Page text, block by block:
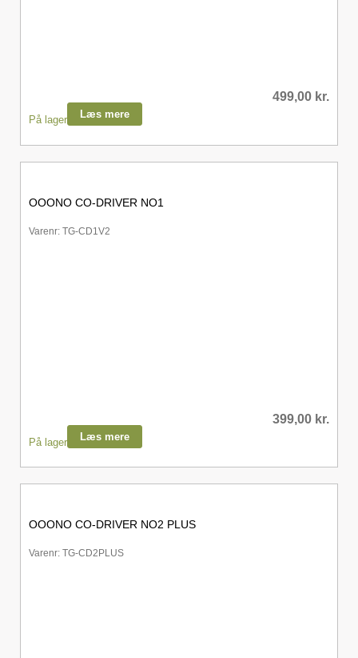
499,00 kr.
På lager Læs mere
OOONO CO-DRIVER NO1
Varenr: TG-CD1V2
399,00 kr.
På lager Læs mere
OOONO CO-DRIVER NO2 PLUS
Varenr: TG-CD2PLUS